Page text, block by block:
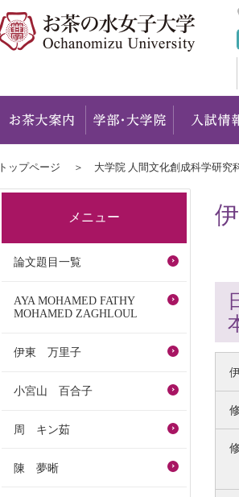
お茶大案内
トップページ 大学院 人間文化創成科学研究
メニュー
論文題目一覧
AYA MOHAMED FATHY
MOHAMED ZAGHLOUL
伊東 万里子
小宮山 百合子
周 キン茹
陳 夢晰